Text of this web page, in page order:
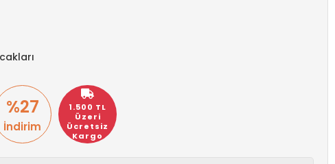
1.500 TL
Üzeri
Ücretsiz
Kargo
%27
İndirim